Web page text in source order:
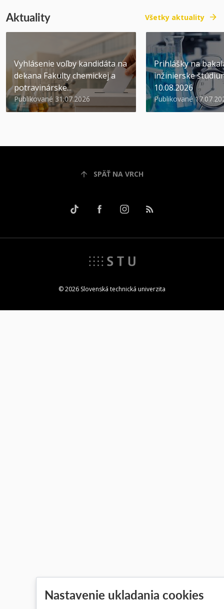
Aktuality Všetky aktuality
Vyhlásenie voľby kandidáta na
dekana Fakulty chemickej a
potravinárske...
Publikované 31.07.2026
Prihlášky na
inžinierske
10.08.2026
Publikované
SPÄŤ NA VRCH
© 2026 Slovenská technická univerzita
Nastavenie ukladania cookies